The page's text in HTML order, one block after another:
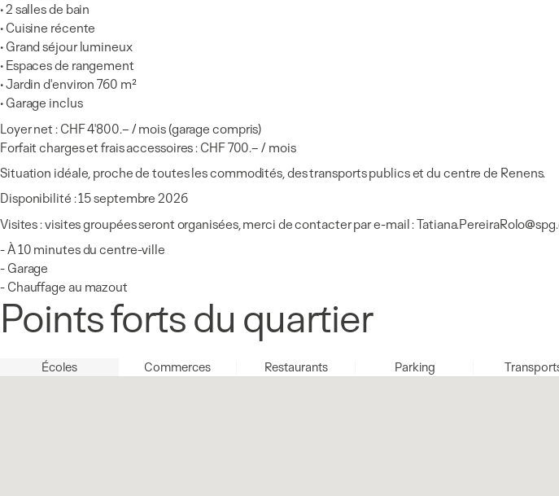
• 2 salles de bain
• Cuisine récente
• Grand séjour lumineux
• Espaces de rangement
• Jardin d'environ 760 m²
• Garage inclus
Loyer net : CHF 4'800.– / mois (garage compris)
Forfait charges et frais accessoires : CHF 700.– / mois
Situation idéale, proche de toutes les commodités, des transports publics et du centre de Renens.
Disponibilité : 15 septembre 2026
Visites : visites groupées seront organisées, merci de contacter par e-mail :
- À 10 minutes du centre-ville
- Garage
- Chauffage au mazout
Points forts du quartier
Écoles Commerces Restaurants Parking